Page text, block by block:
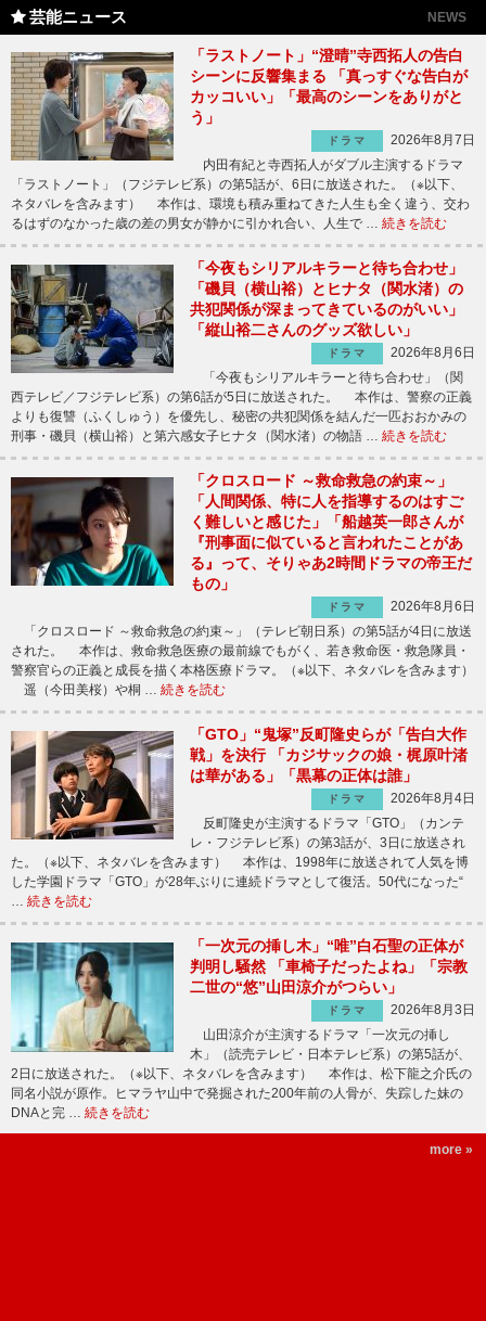
芸能ニュース NEWS
「ラストノート」“澄晴”寺西拓人の告白
シーンに反響集まる 「真っすぐな告白が
カッコいい」「最高のシーンをありがと
う」
ドラマ
2026年8月7日
内田有紀と寺西拓人がダブル主演するドラマ
「ラストノート」（フジテレビ系）の第5話が、6日に放送された。（※以下、
ネタバレを含みます） 本作は、環境も積み重ねてきた人生も全く違う、交わ
るはずのなかった歳の差の男女が静かに引かれ合い、人生で … 続きを読む
「今夜もシリアルキラーと待ち合わせ」
「磯貝（横山裕）とヒナタ（関水渚）の
共犯関係が深まってきているのがいい」
「縦山裕二さんのグッズ欲しい」
ドラマ
2026年8月6日
「今夜もシリアルキラーと待ち合わせ」（関
西テレビ／フジテレビ系）の第6話が5日に放送された。 本作は、警察の正義
よりも復讐（ふくしゅう）を優先し、秘密の共犯関係を結んだ一匹おおかみの
刑事・磯貝（横山裕）と第六感女子ヒナタ（関水渚）の物語 … 続きを読む
「クロスロード ～救命救急の約束～」
「人間関係、特に人を指導するのはすご
く難しいと感じた」「船越英一郎さんが
『刑事面に似ていると言われたことがあ
る』って、そりゃあ2時間ドラマの帝王だ
もの」
ドラマ
2026年8月6日
「クロスロード ～救命救急の約束～」（テレビ朝日系）の第5話が4日に放送
された。 本作は、救命救急医療の最前線でもがく、若き救命医・救急隊員・
警察官らの正義と成長を描く本格医療ドラマ。（※以下、ネタバレを含みます）
遥（今田美桜）や桐 … 続きを読む
「GTO」“鬼塚”反町隆史らが「告白大作
戦」を決行 「カジサックの娘・梶原叶渚
は華がある」「黒幕の正体は誰」
ドラマ
2026年8月4日
反町隆史が主演するドラマ「GTO」（カンテ
レ・フジテレビ系）の第3話が、3日に放送され
た。（※以下、ネタバレを含みます） 本作は、1998年に放送されて人気を博
した学園ドラマ「GTO」が28年ぶりに連続ドラマとして復活。50代になった“
… 続きを読む
「一次元の挿し木」“唯”白石聖の正体が
判明し騒然 「車椅子だったよね」「宗教
二世の“悠”山田涼介がつらい」
ドラマ
2026年8月3日
山田涼介が主演するドラマ「一次元の挿し
木」（読売テレビ・日本テレビ系）の第5話が、
2日に放送された。（※以下、ネタバレを含みます） 本作は、松下龍之介氏の
同名小説が原作。ヒマラヤ山中で発掘された200年前の人骨が、失踪した妹の
DNAと完 … 続きを読む
more »